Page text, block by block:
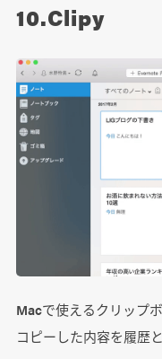
10.Clipy
Macで使えるクリップ
コピーした内容を履歴